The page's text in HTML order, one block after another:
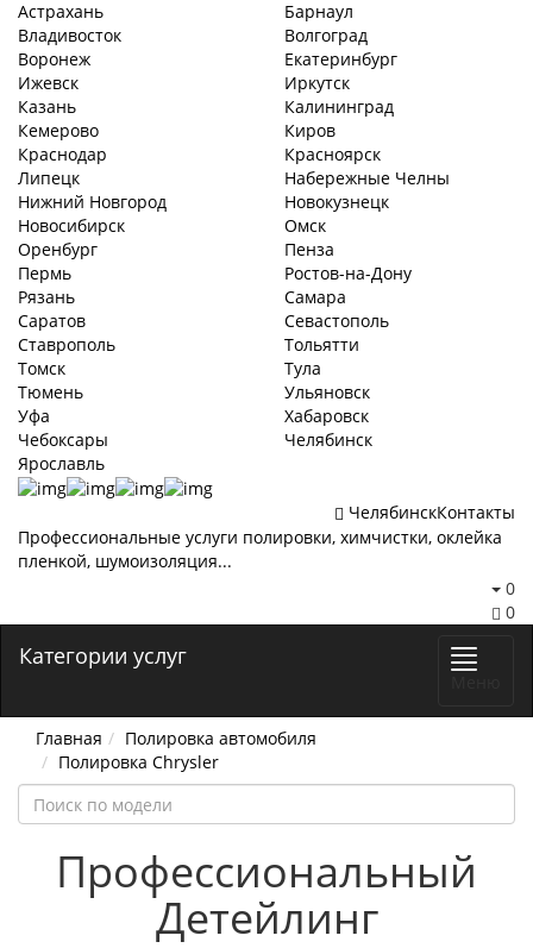
Астрахань
Барнаул
Владивосток
Волгоград
Воронеж
Екатеринбург
Ижевск
Иркутск
Казань
Калининград
Кемерово
Киров
Краснодар
Красноярск
Липецк
Набережные Челны
Нижний Новгород
Новокузнецк
Новосибирск
Омск
Оренбург
Пенза
Пермь
Ростов-на-Дону
Рязань
Самара
Саратов
Севастополь
Ставрополь
Тольятти
Томск
Тула
Тюмень
Ульяновск
Уфа
Хабаровск
Чебоксары
Челябинск
Ярославль
ЧелябинскКонтакты
Профессиональные услуги полировки, химчистки, оклейка
пленкой, шумоизоляция...
0
0
Категории услуг
Главная
Полировка автомобиля
Полировка Chrysler
Профессиональный
Детейлинг